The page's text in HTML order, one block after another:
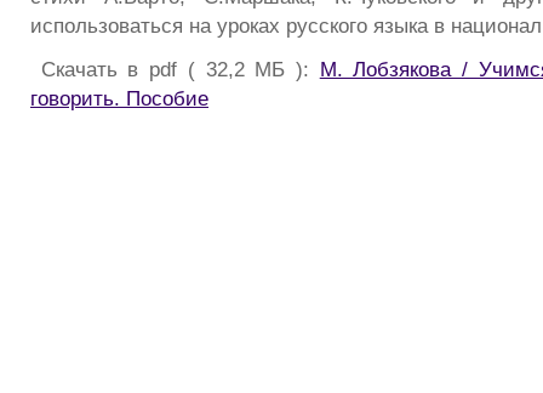
использоваться на уроках русского языка в
Скачать в pdf ( 32,2 МБ ): М. Лобзякова /
говорить. Пособие